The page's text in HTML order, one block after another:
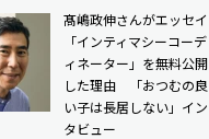
髙嶋政伸さんがエッセイ
「インティマシーコーデ
ィネーター」を無料公開
した理由 「おつむの良
い子は長居しない」イン
タビュー